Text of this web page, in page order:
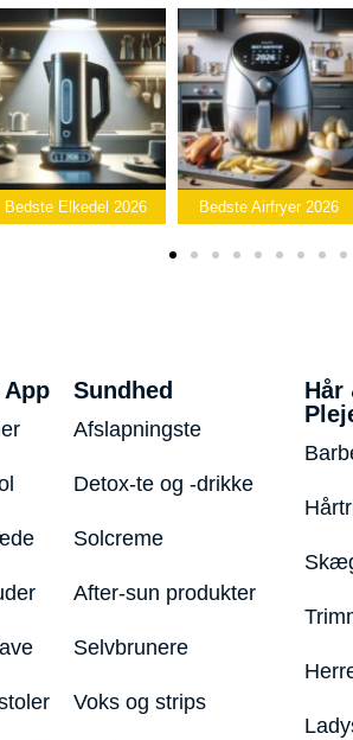
2026 Bedste Airfryer 2026
Sundhed
Afslapningste
Detox-te og -drikke
Solcreme
After-sun produkter
Selvbrunere
Voks og strips
Hår